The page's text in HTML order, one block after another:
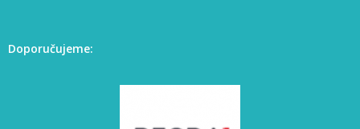
Doporučujeme: